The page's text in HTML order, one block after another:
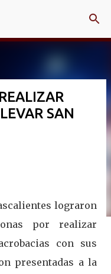
SAN
lograron
por realizar
con sus
presentadas a la